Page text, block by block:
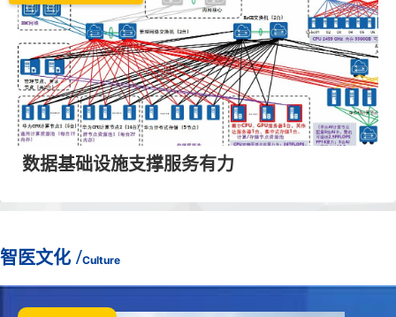
数据基础设施支撑服务有力
智医文化 /Culture